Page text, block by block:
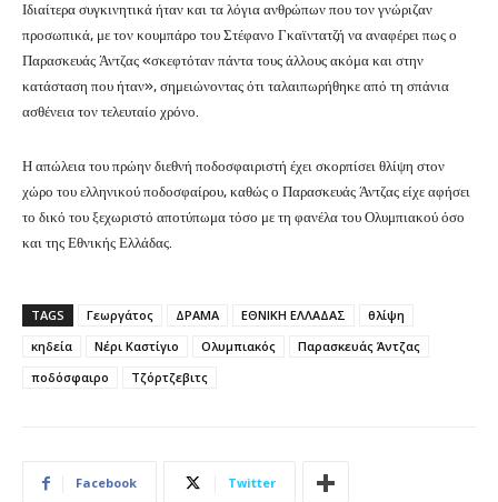
Ιδιαίτερα συγκινητικά ήταν και τα λόγια ανθρώπων που τον γνώριζαν
προσωπικά, με τον κουμπάρο του Στέφανο Γκαϊντατζή να αναφέρει πως ο
Παρασκευάς Άντζας «σκεφτόταν πάντα τους άλλους ακόμα και στην
κατάσταση που ήταν», σημειώνοντας ότι ταλαιπωρήθηκε από τη σπάνια
ασθένεια τον τελευταίο χρόνο.
Η απώλεια του πρώην διεθνή ποδοσφαιριστή έχει σκορπίσει θλίψη στον
χώρο του ελληνικού ποδοσφαίρου, καθώς ο Παρασκευάς Άντζας είχε αφήσει
το δικό του ξεχωριστό αποτύπωμα τόσο με τη φανέλα του Ολυμπιακού όσο
και της Εθνικής Ελλάδας.
TAGS Γεωργάτος ΔΡΑΜΑ ΕΘΝΙΚΗ ΕΛΛΑΔΑΣ
θλίψη
κηδεία
Νέρι Καστίγιο Ολυμπιακός
Παρασκευάς Άντζας
ποδόσφαιρο
Τζόρτζεβιτς
Facebook Twitter